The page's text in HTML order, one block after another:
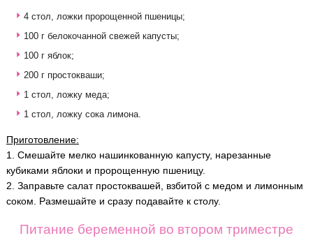
4 стол, ложки пророщенной пшеницы;
100 г белокочанной свежей капусты;
100 г яблок;
200 г простокваши;
1 стол, ложку меда;
1 стол, ложку сока лимона.
Приготовление:
1. Смешайте мелко нашинкованную капусту, нарезанные
кубиками яблоки и пророщенную пшеницу.
2. Заправьте салат простоквашей, взбитой с медом и лимонным
соком. Размешайте и сразу подавайте к столу.
Питание беременной во втором триместре